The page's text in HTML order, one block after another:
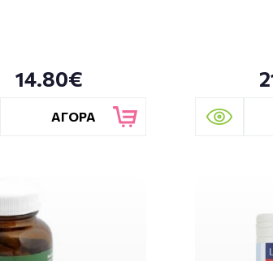
14.80€
ΑΓΟΡΑ